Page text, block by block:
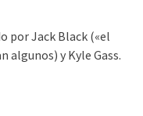
por Jack Black («el
algunos) y Kyle Gass.